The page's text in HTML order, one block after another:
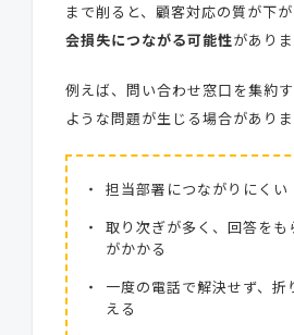
まで削ると、顧客対応の質が下が
会損失につながる可能性がありま
例えば、問い合わせ窓口を集約
ような問題が生じる場合がありま
担当部署につながりにくい
取り次ぎが多く、回答をも
がかかる
一度の電話で解決せず、折
える